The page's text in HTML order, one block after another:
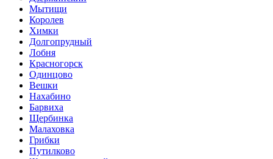
Мытищи
Королев
Химки
Долгопрудный
Лобня
Красногорск
Одинцово
Вешки
Нахабино
Барвиха
Щербинка
Малаховка
Грибки
Путилково